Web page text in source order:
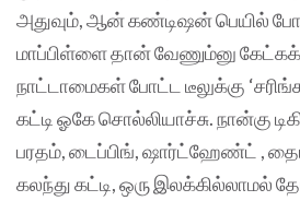
அதுவும், ஆன் கண்டிஷன் பெயில் போல
மாப்பிள்ளை தான் வேணும்னு கேட்கக்
நாட்டாமைகள் போட்ட டீலுக்கு
கட்டி ஓகே சொல்லியாச்சு. நான்கு
பரதம், டைப்பிங், ஷார்ட்ஹேண்ட் ,
கலந்து கட்டி, ஒரு இலக்கில்லாமல்